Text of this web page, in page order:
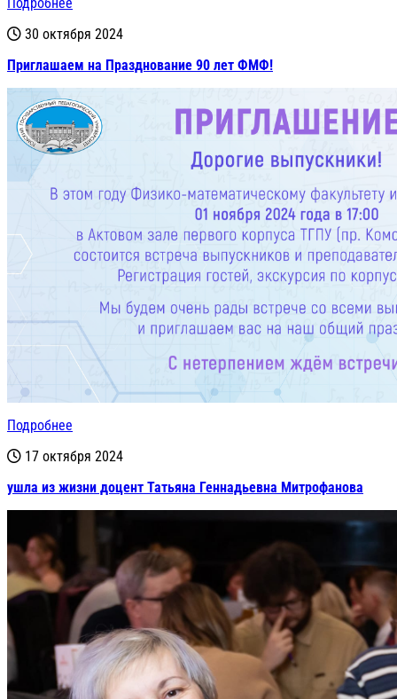
30 октября 2024
Приглашаем на Празднование 90 лет ФМФ!
Подробнее
17 октября 2024
ушла из жизни доцент Татьяна Геннадьевна Митрофанова